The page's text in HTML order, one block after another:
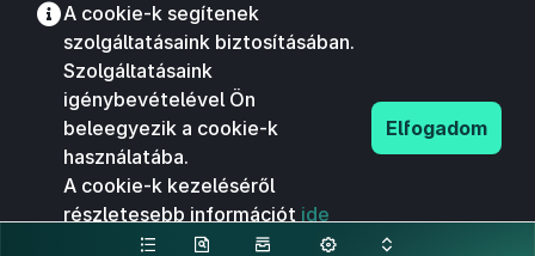
A cookie-k segítenek
szolgáltatásaink biztosításában.
Szolgáltatásaink
igénybevételével Ön
beleegyezik a cookie-k
használatába.
A cookie-k kezeléséről
részletesebb információt ide
kattintva olvashat.
Elfogadom